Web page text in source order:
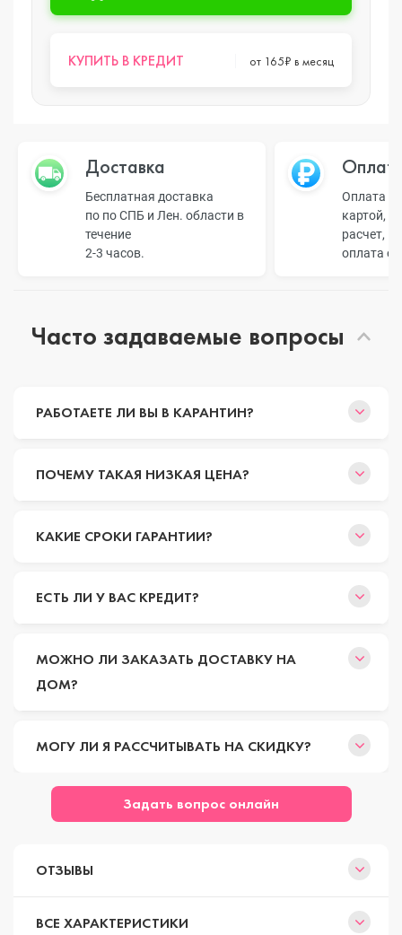
КУПИТЬ В КРЕДИТ от 165₽ в месяц
Доставка
Бесплатная доставка
по по СПБ и Лен. области в
течение
2-3 часов.
Оплата
картой,
расчет,
оплата
Часто задаваемые вопросы
РАБОТАЕТЕ ЛИ ВЫ В КАРАНТИН?
ПОЧЕМУ ТАКАЯ НИЗКАЯ ЦЕНА?
КАКИЕ СРОКИ ГАРАНТИИ?
ЕСТЬ ЛИ У ВАС КРЕДИТ?
МОЖНО ЛИ ЗАКАЗАТЬ ДОСТАВКУ НА
ДОМ?
МОГУ ЛИ Я РАССЧИТЫВАТЬ НА СКИДКУ?
Задать вопрос онлайн
ОТЗЫВЫ
ВСЕ ХАРАКТЕРИСТИКИ